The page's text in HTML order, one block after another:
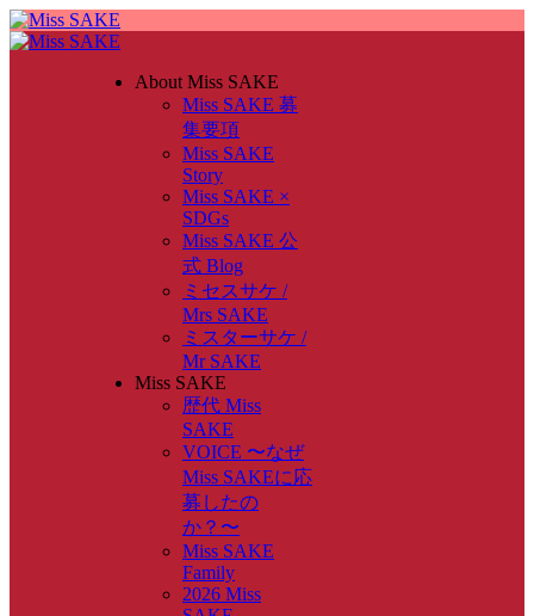
About Miss SAKE
Miss SAKE 募
集要項
Miss SAKE
Story
Miss SAKE ×
SDGs
Miss SAKE 公
式 Blog
ミセスサケ /
Mrs SAKE
ミスターサケ /
Mr SAKE
Miss SAKE
歴代 Miss
SAKE
VOICE 〜なぜ
Miss SAKEに応
募したの
か？〜
Miss SAKE
Family
2026 Miss